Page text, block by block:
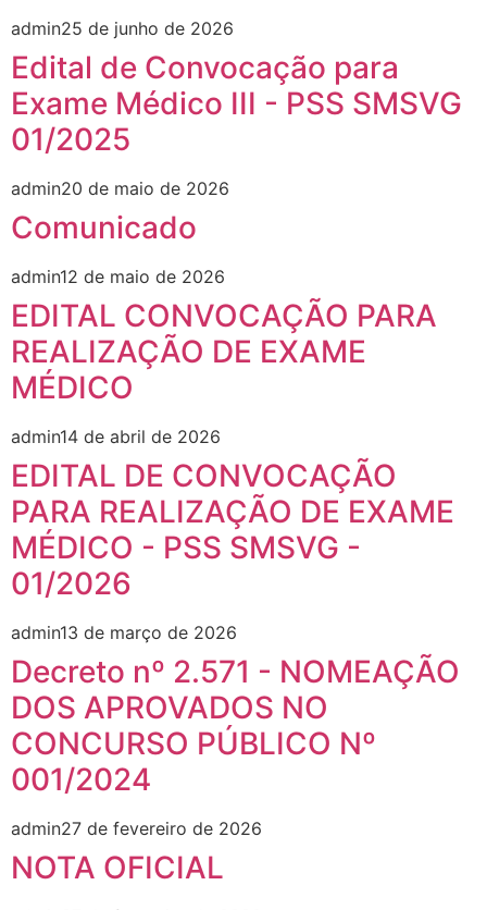
admin25 de junho de 2026
Edital de Convocação para
Exame Médico III - PSS SMSVG
01/2025
admin20 de maio de 2026
Comunicado
admin12 de maio de 2026
EDITAL CONVOCAÇÃO PARA
REALIZAÇÃO DE EXAME
MÉDICO
admin14 de abril de 2026
EDITAL DE CONVOCAÇÃO
PARA REALIZAÇÃO DE EXAME
MÉDICO - PSS SMSVG -
01/2026
admin13 de março de 2026
Decreto nº 2.571 - NOMEAÇÃO
DOS APROVADOS NO
CONCURSO PÚBLICO Nº
001/2024
admin27 de fevereiro de 2026
NOTA OFICIAL